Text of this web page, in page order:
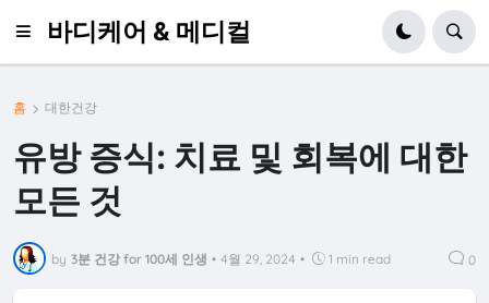
바디케어 & 메디컬
홈 대한건강
유방 증식: 치료 및 회복에 대한
모든 것
by 3분 건강 for 100세 인생 • 4월 29, 2024 • 1 min read 0